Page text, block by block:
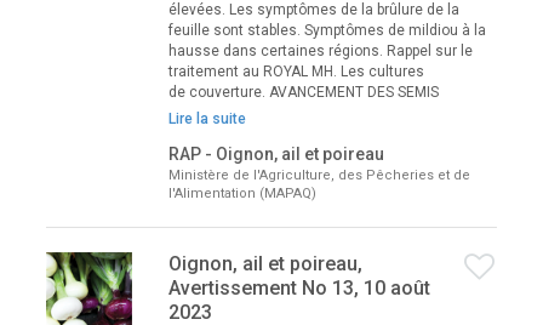
élevées. Les symptômes de la brûlure de la
feuille sont stables. Symptômes de mildiou à la
hausse dans certaines régions. Rappel sur le
traitement au ROYAL MH. Les cultures
de couverture. AVANCEMENT DES SEMIS
Lire la suite
RAP - Oignon, ail et poireau
Ministère de l'Agriculture, des Pêcheries et de
l'Alimentation (MAPAQ)
Oignon, ail et poireau,
Avertissement No 13, 10 août
2023